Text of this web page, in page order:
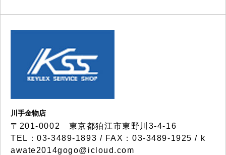
川手金物店
〒201-0002 東京都狛江市東野川3-4-16
TEL：03-3489-1893 / FAX：03-3489-1925 / k
awate2014gogo@icloud.com